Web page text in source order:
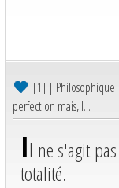
[1] | Philosophique
perfection mais, l...
Il ne s'agit
totalité.